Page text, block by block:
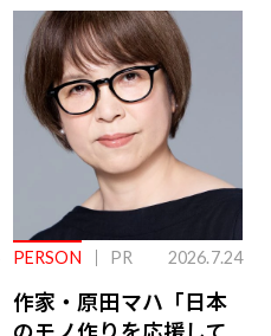
PERSON PR 2026.7.24
作家・原田マハ「日本